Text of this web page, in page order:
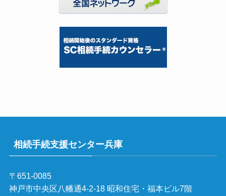
相続手続支援センター兵庫
〒651-0085
神戸市中央区八幡通4-2-18 昭和住宅・福本ビル7階